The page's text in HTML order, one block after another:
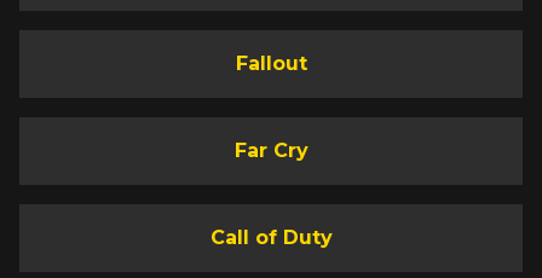
Fallout
Far Cry
Call of Duty